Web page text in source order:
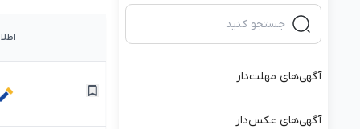
آگهی‌های مهلت‌دار
آگهی‌های عکس‌دار